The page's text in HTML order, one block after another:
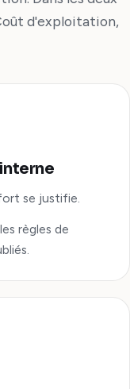
d'exploitation,
se justifie.
règles de